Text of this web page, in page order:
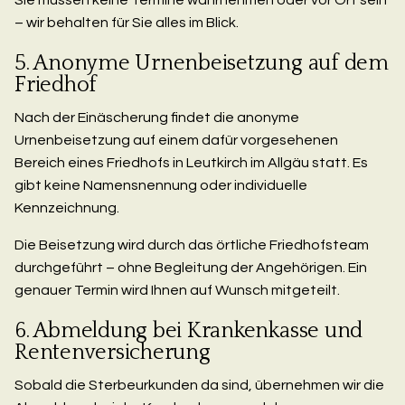
– wir behalten für Sie alles im Blick.
5. Anonyme Urnenbeisetzung auf dem
Friedhof
Nach der Einäscherung findet die anonyme
Urnenbeisetzung auf einem dafür vorgesehenen
Bereich eines Friedhofs in Leutkirch im Allgäu statt. Es
gibt keine Namensnennung oder individuelle
Kennzeichnung.
Die Beisetzung wird durch das örtliche Friedhofsteam
durchgeführt – ohne Begleitung der Angehörigen. Ein
genauer Termin wird Ihnen auf Wunsch mitgeteilt.
6. Abmeldung bei Krankenkasse und
Rentenversicherung
Sobald die Sterbeurkunden da sind, übernehmen wir die